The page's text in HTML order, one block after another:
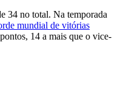
34 no total. Na temporada
mundial de vitórias
14 a mais que o vice-